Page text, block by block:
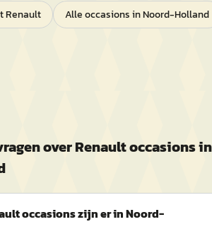
Renault Alle occasions inNoord-Holland
overRenaultoccasions in
occasions zijn er in Noord-